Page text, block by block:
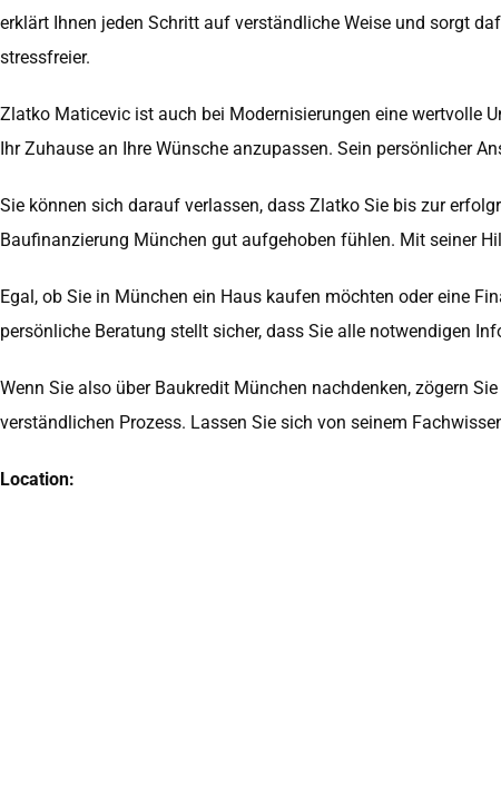
erklärt Ihnen jeden Schritt auf verständliche Weise und sorgt
stressfreier.
Zlatko Maticevic ist auch bei Modernisierungen eine wertvolle
Ihr Zuhause an Ihre Wünsche anzupassen. Sein persönlicher
Sie können sich darauf verlassen, dass Zlatko Sie bis zur
Baufinanzierung München gut aufgehoben fühlen. Mit seiner
Egal, ob Sie in München ein Haus kaufen möchten oder eine
persönliche Beratung stellt sicher, dass Sie alle notwendigen
Wenn Sie also über Baukredit München nachdenken, zögern
verständlichen Prozess. Lassen Sie sich von seinem
Location: